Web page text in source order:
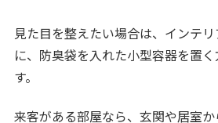
見た目を整えたい場合は、インテ
に、防臭袋を入れた小型容器を置
す。
来客がある部屋なら、玄関や居室